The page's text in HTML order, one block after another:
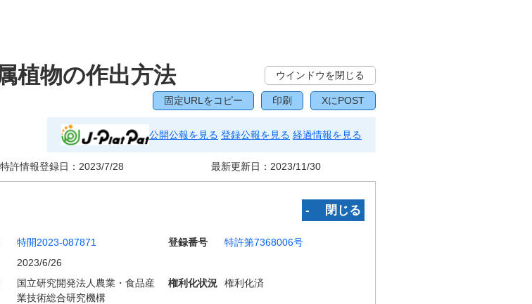
植物の作出方法 ウインドウを閉じる
固定URLをコピー 印刷 XにPOST
公開公報を見る 登録公報を見る 経過情報を見る
許情報登録日： 2023/7/28 最新更新日： 2023/11/30
‐ 閉じる
特開2023-087871 登録番号
特許第7368006号
2023/6/26
国立研究開発法人農業・食品産
業技術総合研究機構
権利化状況 権利化済